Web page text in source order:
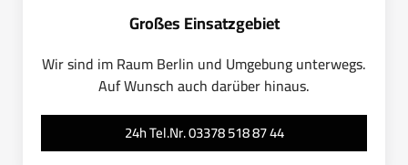
Großes Einsatzgebiet
Wir sind im Raum Berlin und Umgebung unterwegs.
Auf Wunsch auch darüber hinaus.
24h Tel.Nr. 03378 518 87 44